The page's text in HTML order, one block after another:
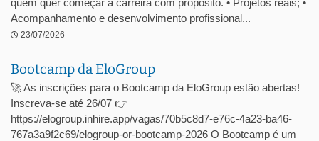
quem quer começar a carreira com propósito. • Projetos reais; •
Acompanhamento e desenvolvimento profissional...
23/07/2026
Bootcamp da EloGroup
🚀 As inscrições para o Bootcamp da EloGroup estão abertas!
Inscreva-se até 26/07 👉
https://elogroup.inhire.app/vagas/70b5c8d7-e76c-4a23-ba46-
767a3a9f2c69/elogroup-or-bootcamp-2026 O Bootcamp é um